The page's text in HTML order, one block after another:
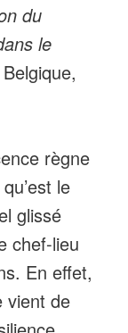
du
le
règne
le
glissé
chef-lieu
En effet,
vient de